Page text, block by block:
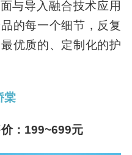
与导入融合技术应用
的每一个细节，反复
优质的、定制化的护
棠
：199~699元